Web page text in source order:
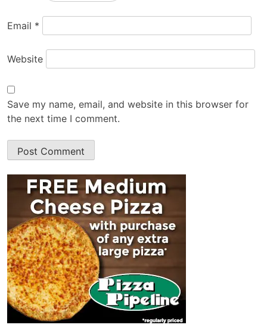
Email *
Website
Save my name, email, and website in this browser for
the next time I comment.